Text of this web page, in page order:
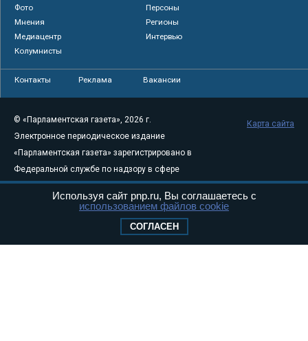
Фото
Персоны
Мнения
Регионы
Медиацентр
Интервью
Колумнисты
Контакты Реклама Вакансии
© «Парламентская газета», 2026 г.
Электронное периодическое издание
«Парламентская газета» зарегистрировано в
Федеральной службе по надзору в сфере
связи, информационных технологий и
массовых коммуникаций (Роскомнадзор) 05
Свидетельство о регистрации Эл № ФС77-
Карта сайта
Используя сайт pnp.ru, Вы соглашаетесь с
использованием файлов cookie
СОГЛАСЕН